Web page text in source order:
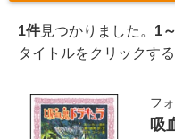
1件見つかりました。 1
タイトルをクリックす
フ
吸